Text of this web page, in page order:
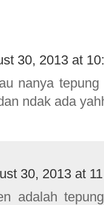
30, 2013 at
nanya
ndak ada
30, 2013 at
adalah